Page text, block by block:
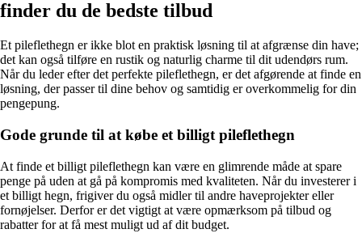
finder du de bedste tilbud
Et pileflethegn er ikke blot en praktisk løsning til at afgrænse din have;
det kan også tilføre en rustik og naturlig charme til dit udendørs rum.
Når du leder efter det perfekte pileflethegn, er det afgørende at finde en
løsning, der passer til dine behov og samtidig er overkommelig for din
pengepung.
Gode grunde til at købe et billigt pileflethegn
At finde et billigt pileflethegn kan være en glimrende måde at spare
penge på uden at gå på kompromis med kvaliteten. Når du investerer i
et billigt hegn, frigiver du også midler til andre haveprojekter eller
fornøjelser. Derfor er det vigtigt at være opmærksom på tilbud og
rabatter for at få mest muligt ud af dit budget.